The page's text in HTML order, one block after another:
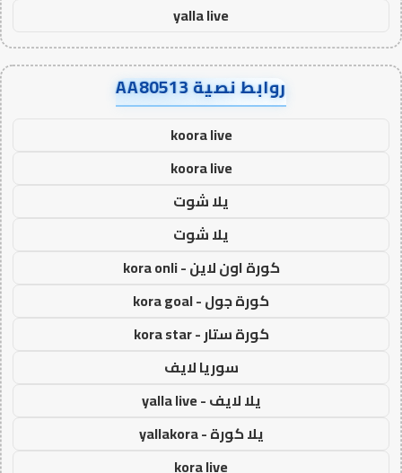
yalla live
روابط نصية AA80513
koora live
koora live
يلا شوت
يلا شوت
كورة اون لاين - kora onli
كورة جول - kora goal
كورة ستار - kora star
سوريا لايف
يلا لايف - yalla live
يلا كورة - yallakora
kora live